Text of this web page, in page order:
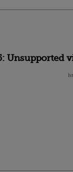
Unsupported